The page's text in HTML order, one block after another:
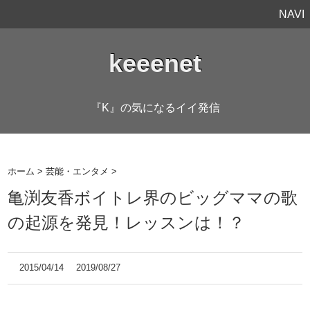
NAVI
keeenet
『K』の気になるイイ発信
ホーム >芸能・エンタメ >
亀渕友香ボイトレ界のビッグママの歌
の起源を発見！レッスンは！？
2015/04/14 2019/08/27